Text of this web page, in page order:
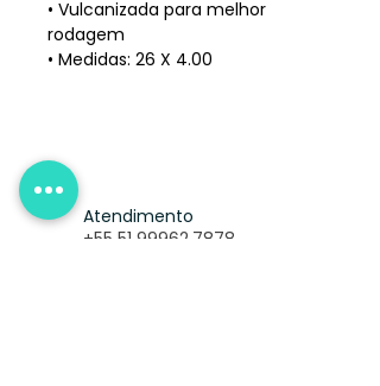
• Vulcanizada para melhor
rodagem
• Medidas: 26 X 4.00
Atendimento
+55 51 99962.7878